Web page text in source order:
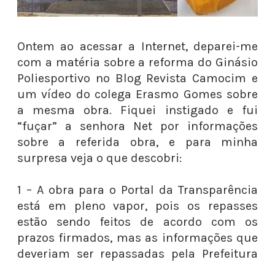
Ontem ao acessar a Internet, deparei-me
com a matéria sobre a reforma do Ginásio
Poliesportivo no Blog Revista Camocim e
um vídeo do colega Erasmo Gomes sobre
a mesma obra. Fiquei instigado e fui
“fuçar” a senhora Net por informações
sobre a referida obra, e para minha
surpresa veja o que descobri:
1 – A obra para o Portal da Transparência
está em pleno vapor, pois os repasses
estão sendo feitos de acordo com os
prazos firmados, mas as informações que
deveriam ser repassadas pela Prefeitura